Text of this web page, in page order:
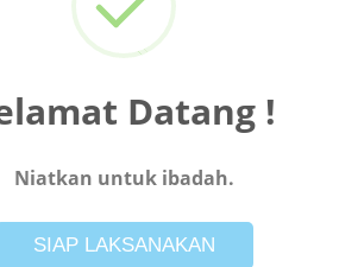
mampu menunjukkan sikap
forum diskusi, musyawarah,
memahami pentingnya peran
berintegritas, dan
semangat Hari Buruh
Datang !
Niatkan untuk ibadah.
SIAP LAKSANAKAN